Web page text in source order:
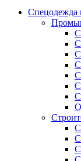
Спецодежда